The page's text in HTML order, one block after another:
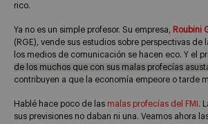
rico.
Ya no es un simple profesor. Su empresa, Roubini
(RGE), vende sus estudios sobre perspectivas de
los medios de comunicación se hacen eco. Y el
de los muchos que con sus malas profecías
contribuyen a que la economía empeore o tarde
Hablé hace poco de las malas profecías del FMI .
sus previsiones no daban ni una. Veamos ahora